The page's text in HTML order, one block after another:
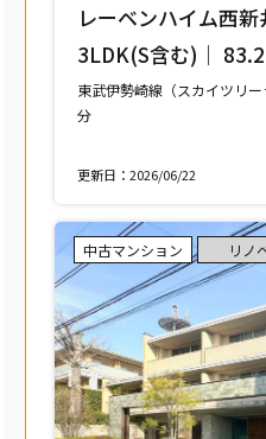
レーベンハイム西
3LDK(S含む)｜
東武伊勢崎線（スカイツリ
分
更新日：2026/06/22
中古マンション リノ